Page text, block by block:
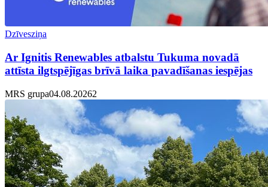
Dzīvesziņa
Ar Ignitis Renewables atbalstu Tukuma novadā
attīsta ilgtspējīgas brīvā laika pavadīšanas iespējas
MRS grupa04.08.20262